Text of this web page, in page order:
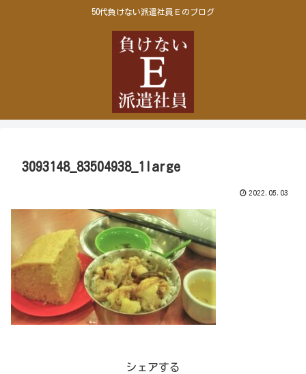
50代負けない派遣社員Ｅのブログ
3093148_83504938_1large
2022.05.03
シェアする